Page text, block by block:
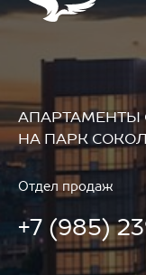
АПАРТАМЕНТЫ
НА ПАРК
Отдел продаж
+7 (985)